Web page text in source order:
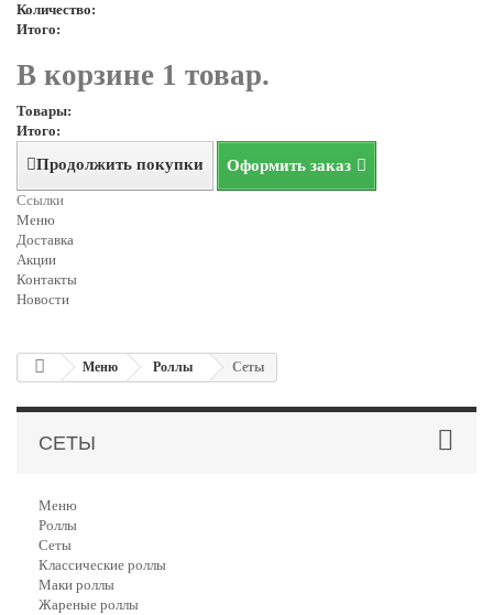
Количество:
Итого:
В корзине 1 товар.
Товары:
Итого:
Продолжить покупки Оформить заказ
Ссылки
Меню
Доставка
Акции
Контакты
Новости
Меню Роллы Сеты
СЕТЫ
Меню
Роллы
Сеты
Классические роллы
Маки роллы
Жареные роллы